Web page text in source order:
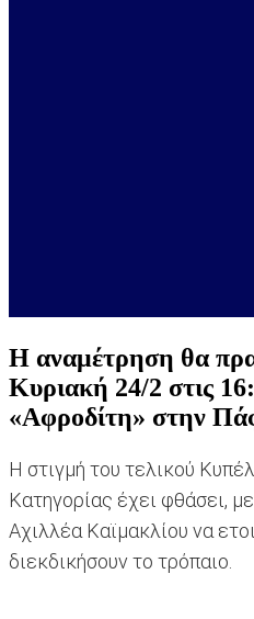
Η αναμέτρηση θα
Κυριακή 24/2 στις
«Αφροδίτη» στην
Η στιγμή του τελικού
Κατηγορίας έχει φθάσει,
Αχιλλέα Καϊμακλίου να
διεκδικήσουν το τρόπαιο.